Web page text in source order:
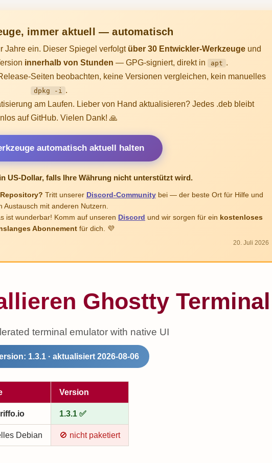
immer aktuell — automatisch
Jahre ein. Dieser Spiegel verfolgt über 30 Entwickler-Werkzeuge und
innerhalb von Stunden — GPG-signiert, direkt in apt .
Seiten beobachten, keine Versionen vergleichen, kein manuelles
dpkg -i .
am Laufen. Lieber von Hand aktualisieren? Jedes .deb bleibt
auf GitHub. Vielen Dank! 🙏
automatisch aktuell halten
US-Dollar, falls Ihre Währung nicht unterstützt wird.
Tritt unserer Discord-Communitybei — der beste Ort für Hilfe und
Austausch mit anderen Nutzern.
ist wunderbar! Komm auf unseren Discord und wir sorgen für ein kostenloses
Abonnement für dich. 💜
20. Juli 2026
Ghostty Terminal
terminal emulator with native UI
1.3.1 · aktualisiert 2026-08-06
Version
1.3.1 ✅
Debian 🚫 nicht paketiert